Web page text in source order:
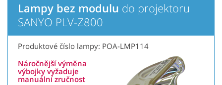
Lampy bez modulu do projektoru
SANYO PLV-Z800
Produktové číslo lampy: POA-LMP114
Náročnější výměna
výbojky vyžaduje
manuální zručnost